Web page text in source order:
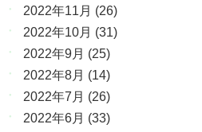
2022年11月 (26)
2022年10月 (31)
2022年9月 (25)
2022年8月 (14)
2022年7月 (26)
2022年6月 (33)